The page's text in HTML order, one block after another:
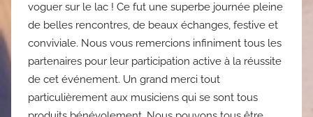
voguer sur le lac ! Ce fut une superbe journée pleine
de belles rencontres, de beaux échanges, festive et
conviviale. Nous vous remercions infiniment tous les
partenaires pour leur participation active à la réussite
de cet événement. Un grand merci tout
particulièrement aux musiciens qui se sont tous